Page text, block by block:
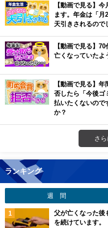
【動画で見る】
ます。年金は「月
天引きされるので
【動画で見る】
亡くなっていたよ
【動画で見る】
否したら「今後ゴ
払いたくないので
か？
さ
ランキング
週 間
父が亡くなった後
を続けています。